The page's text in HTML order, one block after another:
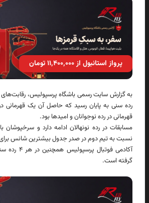
پرواز استانبول از ۱۱٬۴۰۰٬۰۰۰ تومان
به گزارش سایت رسمی باشگاه پرسپولیس، رقابت‌های
رده سنی به پایان رسید که حاصل آن یک قهرمانی
قهرمانی در رده نوجوانان و امیدها بود.
نسبت به تیم دوم در صدر جدول بیشترین شانس برای
آکادمی
گرفته است.